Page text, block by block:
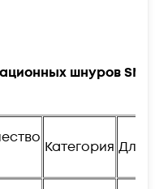
шнуров SNR
Категория